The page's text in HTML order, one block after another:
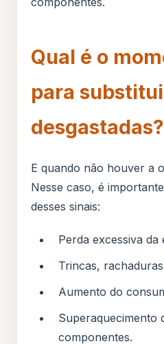
Qual é o
para
desgastadas?
E quando não houver a
Nesse caso, é
desses sinais:
Perda excessiva da
Trincas,
Aumento do
Superaquecimento
componentes.